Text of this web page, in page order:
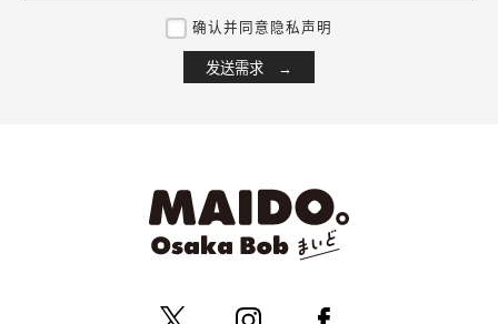
确认并同意隐私声明